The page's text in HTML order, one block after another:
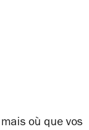
où que vos